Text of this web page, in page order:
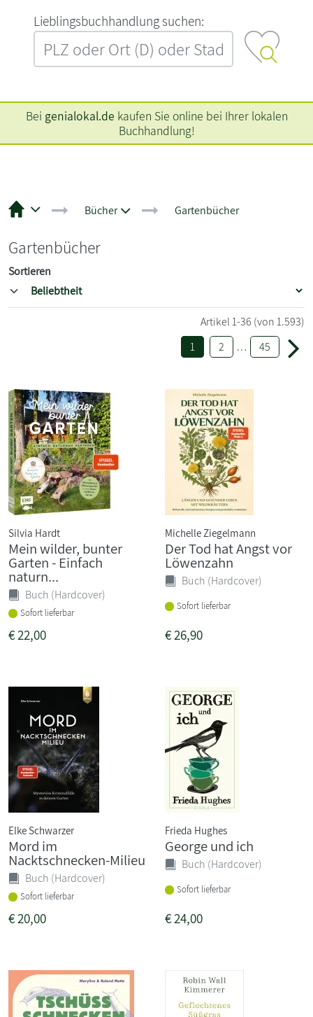
L‍i‍e‍b‍l‍i‍n‍g‍s‍b‍u‍c‍h‍h‍a‍n‍d‍l‍u‍n‍g‍ ‍s‍u‍c‍h‍e‍n‍:‍
Bei genialokal.de kaufen Sie online bei Ihrer lokalen
Buchhandlung!
Bücher Gartenbücher
Gartenbücher
Sortieren
Artikel1-36 (von 1.593)
1
2 … 45
Silvia Hardt
Mein wilder, bunter
Garten - Einfach
naturn...
Buch (Hardcover)
Sofort lieferbar
€22,00
Michelle Ziegelmann
Der Tod hat Angst vor
Löwenzahn
Buch (Hardcover)
Sofort lieferbar
€26,90
Elke Schwarzer
Mord im
Nacktschnecken-Milieu
Buch (Hardcover)
Sofort lieferbar
€20,00
Frieda Hughes
George und ich
Buch (Hardcover)
Sofort lieferbar
€24,00